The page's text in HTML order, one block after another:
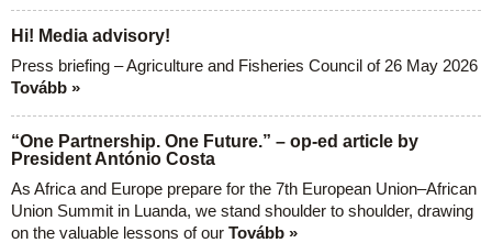
Hi! Media advisory!
Press briefing – Agriculture and Fisheries Council of 26 May 2026
Tovább »
“One Partnership. One Future.” – op-ed article by
President António Costa
As Africa and Europe prepare for the 7th European Union–African
Union Summit in Luanda, we stand shoulder to shoulder, drawing
on the valuable lessons of our Tovább »